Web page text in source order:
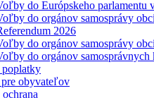
do Európskeho parlamentu
do orgánov samosprávy
2026
do orgánov samosprávy
do orgánov samosprávnych
poplatky
obyvateľov